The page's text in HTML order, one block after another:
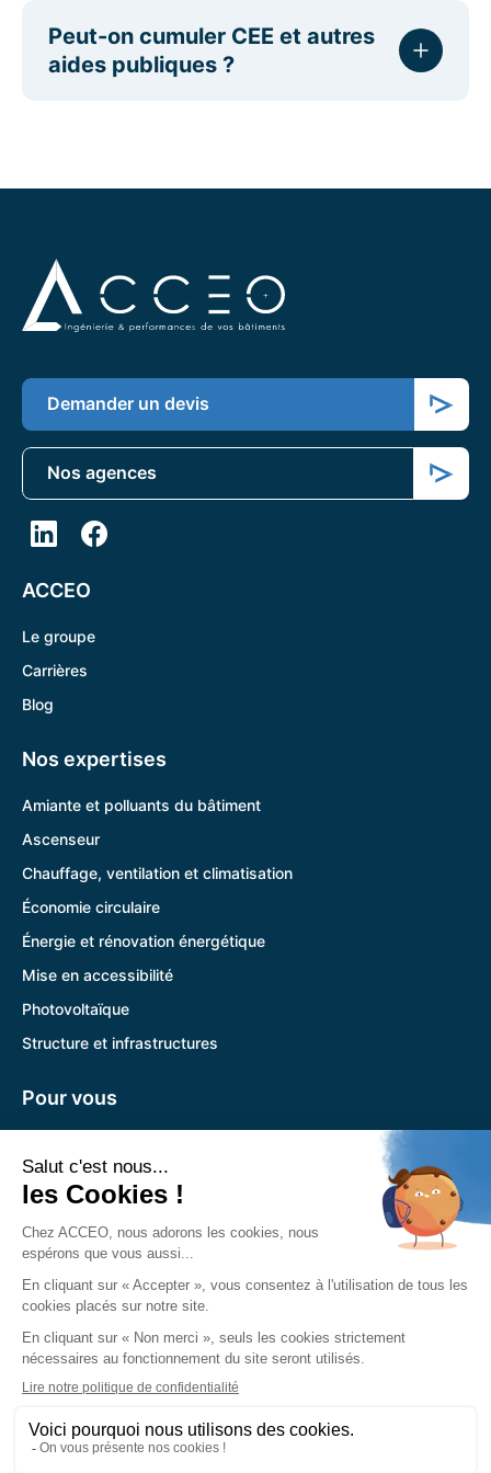
Peut-on cumuler CEE et autres
aides publiques ?
Demander un devis
Nos agences
ACCEO
Le groupe
Carrières
Blog
Nos expertises
Amiante et polluants du bâtiment
Ascenseur
Chauffage, ventilation et climatisation
Économie circulaire
Énergie et rénovation énergétique
Mise en accessibilité
Photovoltaïque
Structure et infrastructures
Pour vous
Trouver l’agence la plus proche
Nous retrouver
785 Voie Antiope 13600 La Ciotat
04 89 12 08 31
Du lundi au vendredi :
8h30-12h30